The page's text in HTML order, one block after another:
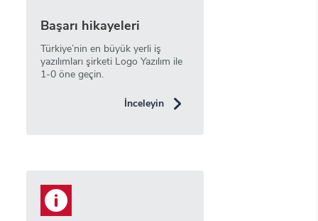
Başarı hikayeleri
Türkiye’nin en büyük yerli iş
yazılımları şirketi Logo Yazılım ile
1-0 öne geçin.
İnceleyin